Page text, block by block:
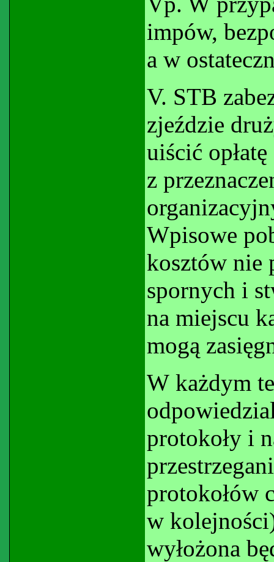
impów,
a w
V. STB
zjeździe
uiścić
z
Wpisowe
kosztów nie
spornych i
na miejscu
mogą
W każdym
protokoły i
protokołów
w
wyłożona